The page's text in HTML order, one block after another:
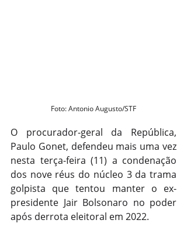
Foto: Antonio Augusto/STF
O procurador-geral da República,
Paulo Gonet, defendeu mais uma vez
nesta terça-feira (11) a condenação
dos nove réus do núcleo 3 da trama
golpista que tentou manter o ex-
presidente Jair Bolsonaro no poder
após derrota eleitoral em 2022.